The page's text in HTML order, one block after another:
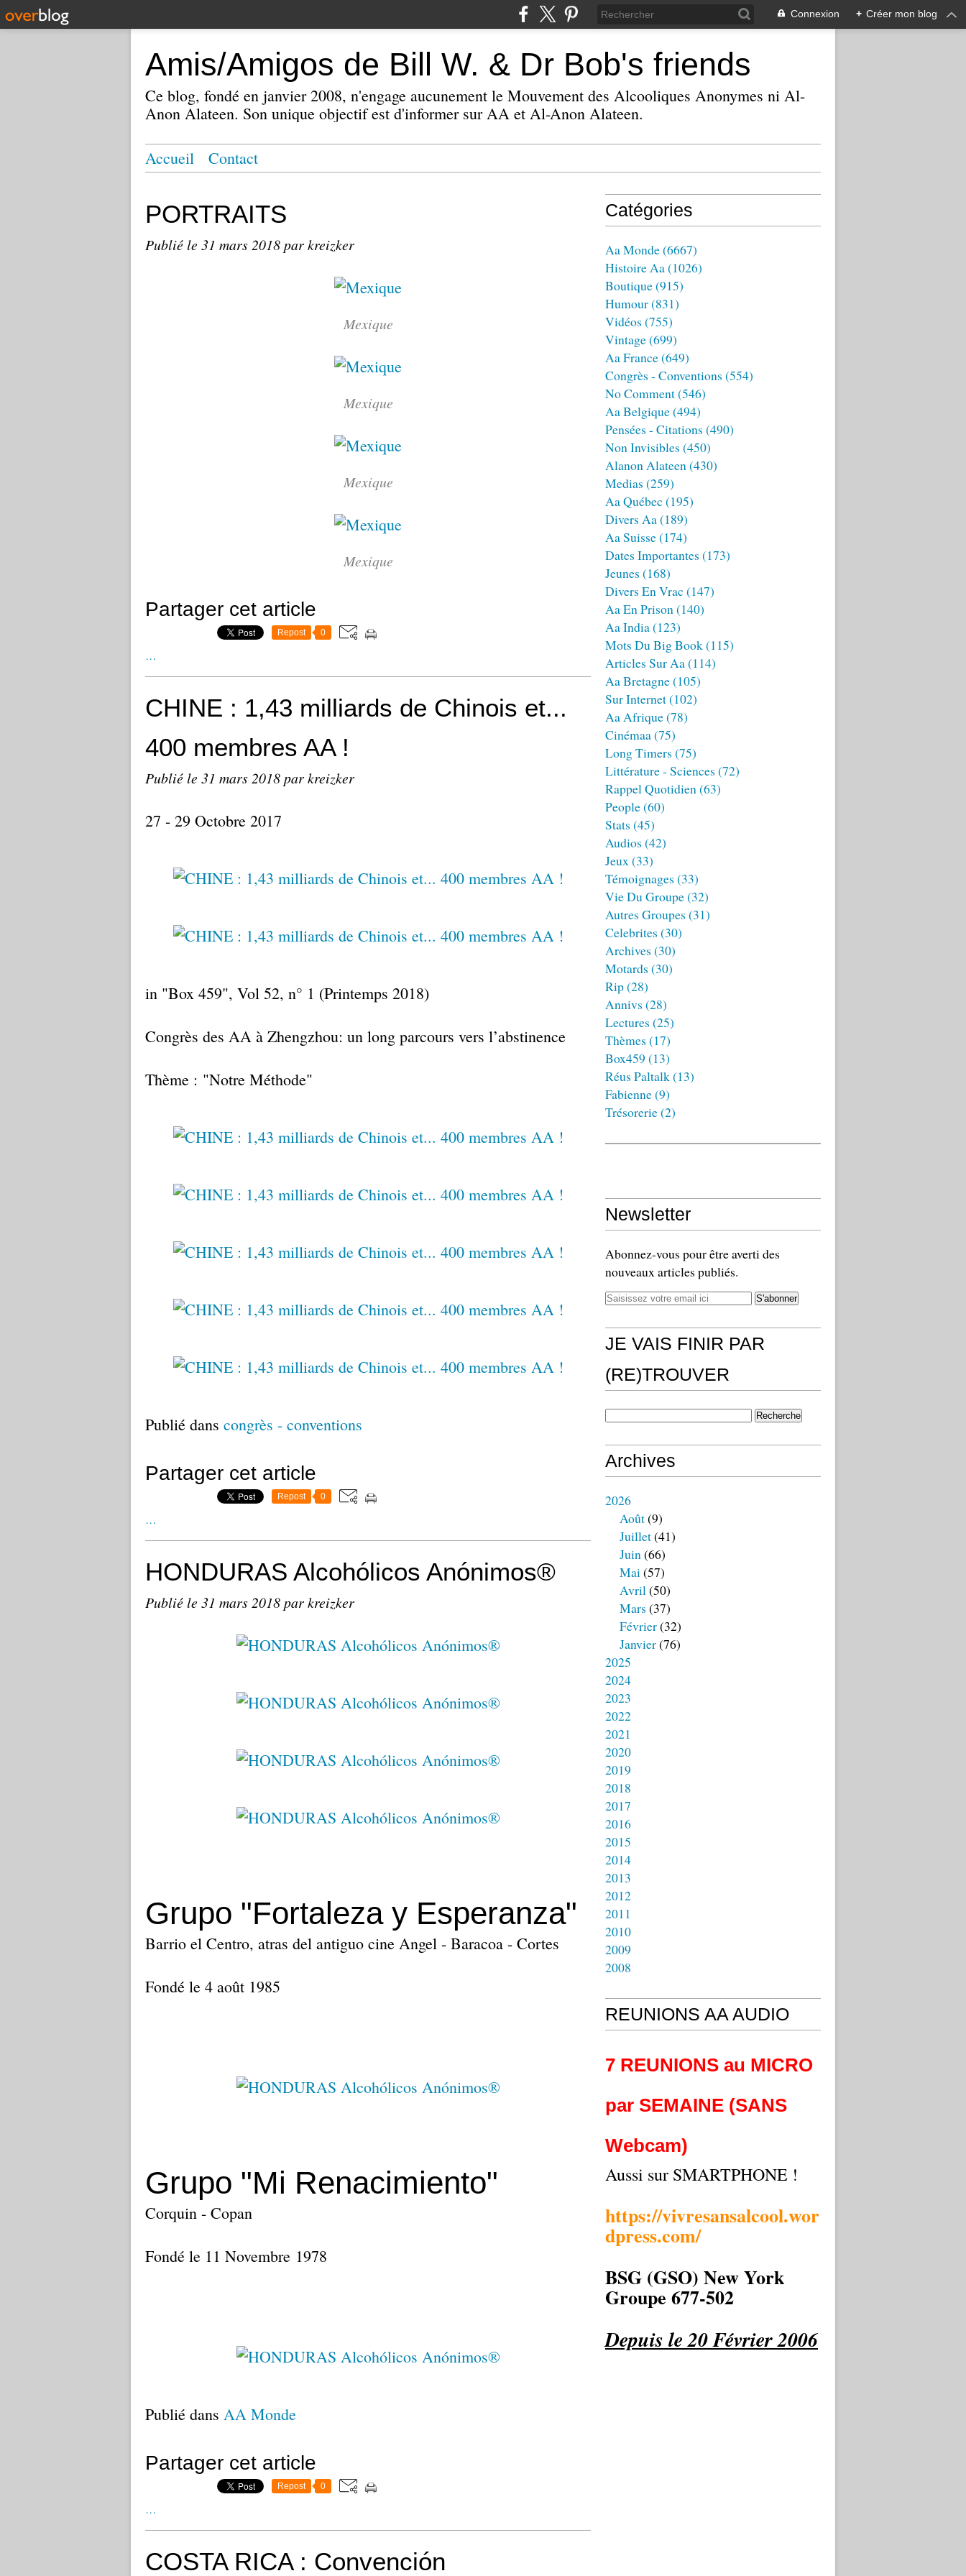
Connexion + Créer mon blog
Amis/Amigos de Bill W. & Dr Bob's friends
Ce blog, fondé en janvier 2008, n'engage aucunement le Mouvement des Alcooliques Anonymes ni Al-
Anon Alateen. Son unique objectif est d'informer sur AA et Al-Anon Alateen.
Accueil Contact
PORTRAITS
Publié le 31 mars 2018par kreizker
Mexique
Mexique
Mexique
Mexique
Partager cet article
Repost 0
…
CHINE : 1,43 milliards de Chinois et...
400 membres AA !
Publié le 31 mars 2018par kreizker
27 - 29 Octobre 2017
in "Box 459", Vol 52, n° 1 (Printemps 2018)
Congrès des AA à Zhengzhou: un long parcours vers l’abstinence
Thème : "Notre Méthode"
Publié dans congrès - conventions
Partager cet article
Repost 0
…
HONDURAS Alcohólicos Anónimos®
Publié le 31 mars 2018par kreizker
Grupo "Fortaleza y Esperanza"
Barrio el Centro, atras del antiguo cine Angel - Baracoa - Cortes
Fondé le 4 août 1985
Grupo "Mi Renacimiento"
Corquin - Copan
Fondé le 11 Novembre 1978
Publié dans AA Monde
Partager cet article
Repost 0
…
COSTA RICA : Convención
Catégories
Aa Monde(6667)
Histoire Aa(1026)
Boutique(915)
Humour(831)
Vidéos (755)
Vintage(699)
Aa France(649)
Congrès - Conventions (554)
No Comment(546)
Aa Belgique(494)
Pensées - Citations (490)
Non Invisibles (450)
Alanon Alateen(430)
Medias (259)
Aa Québec (195)
Divers Aa(189)
Aa Suisse(174)
Dates Importantes (173)
Jeunes (168)
Divers En Vrac (147)
Aa En Prison(140)
Aa India(123)
Mots Du Big Book(115)
Articles Sur Aa(114)
Aa Bretagne(105)
Sur Internet(102)
Aa Afrique(78)
Cinémaa(75)
Long Timers (75)
Littérature - Sciences (72)
Rappel Quotidien(63)
People(60)
Stats (45)
Audios (42)
Jeux(33)
Témoignages (33)
Vie Du Groupe(32)
Autres Groupes (31)
Celebrites (30)
Archives (30)
Motards (30)
Rip(28)
Annivs (28)
Lectures (25)
Thèmes (17)
Box459 (13)
Réus Paltalk(13)
Fabienne(9)
Trésorerie(2)
Newsletter
Abonnez-vous pour être averti des
nouveaux articles publiés.
JE VAIS FINIR PAR
(RE)TROUVER
Archives
2026
Août(9)
Juillet(41)
Juin(66)
Mai(57)
Avril(50)
Mars (37)
Février(32)
Janvier(76)
2025
2024
2023
2022
2021
2020
2019
2018
2017
2016
2015
2014
2013
2012
2011
2010
2009
2008
REUNIONS AA AUDIO
7 REUNIONS au MICRO
par SEMAINE (SANS
Webcam)
Aussi sur SMARTPHONE !
https://vivresansalcool.wor
dpress.com/
BSG (GSO) New York
Groupe 677-502
Depuis le 20 Février 2006